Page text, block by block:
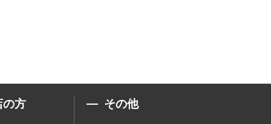
の方 その他